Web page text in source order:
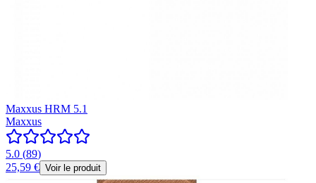
Maxxus HRM 5.1
Maxxus
5.0 (89)
25,59 € Voir le produit